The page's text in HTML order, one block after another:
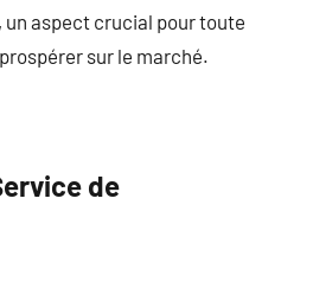
un aspect crucial pour toute
sur le marché.
de